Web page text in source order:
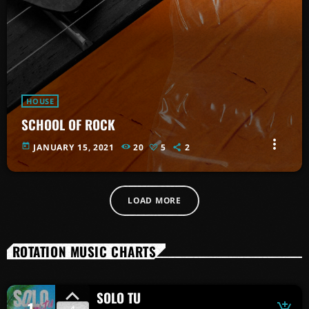
HOUSE
SCHOOL OF ROCK
today JANUARY 15, 2021 20 5 2 more_vert
LOAD MORE
ROTATION MUSIC CHARTS
SOLO TU